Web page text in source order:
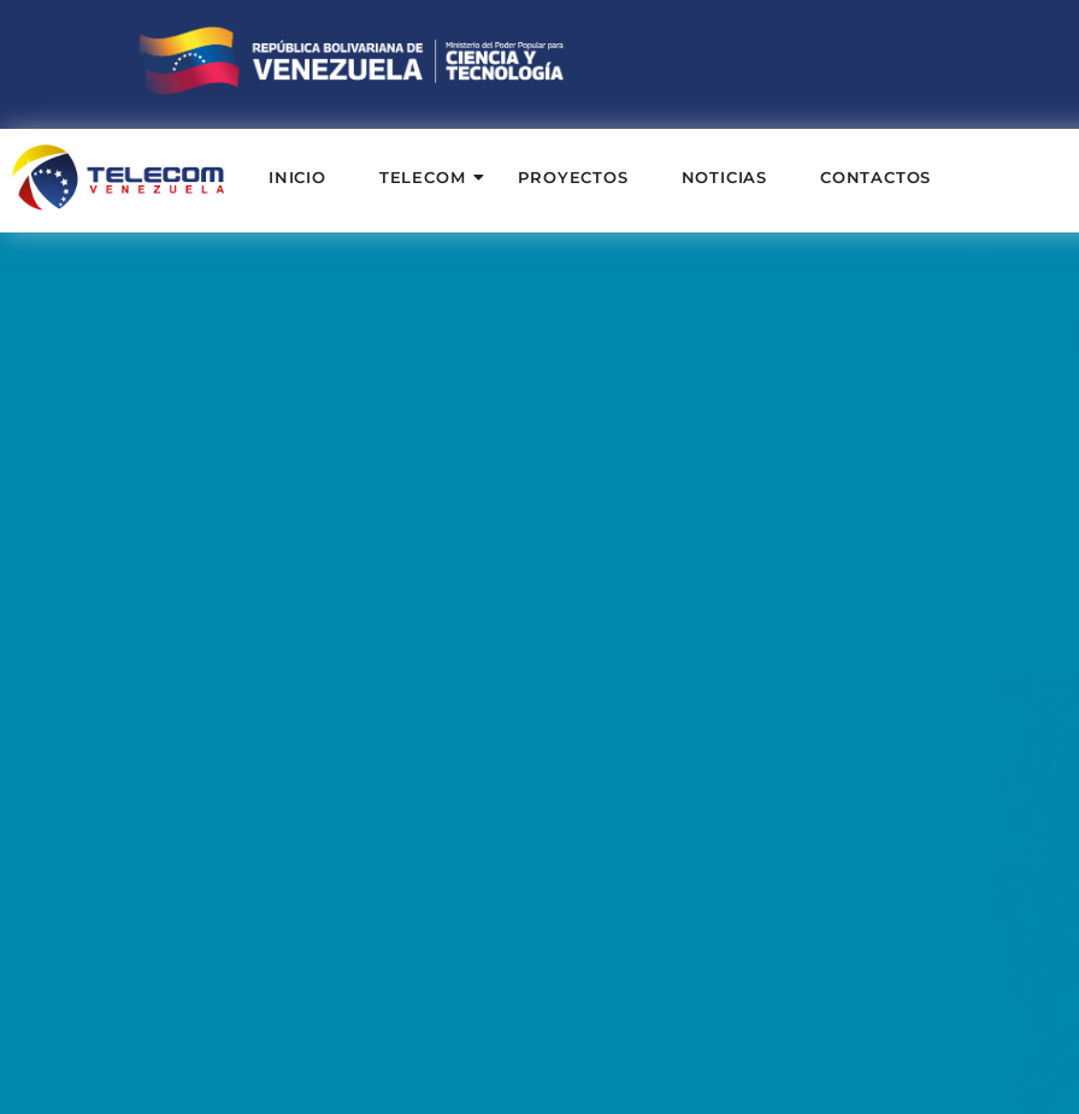
INICIO TELECOM PROYECTOS NOTICIAS CONTACTOS